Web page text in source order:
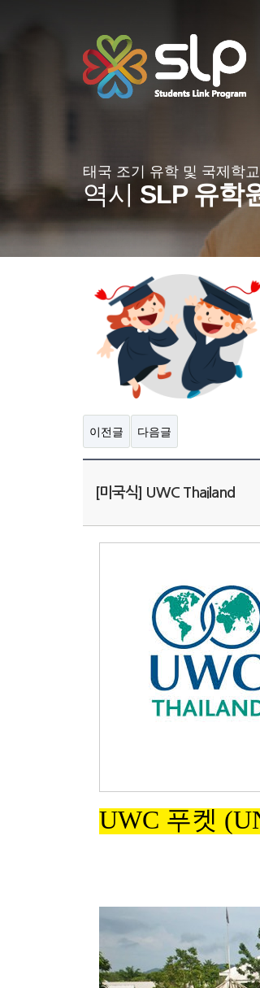
태국 조기 유학 및 국제학
역시 SLP 유학
이전글 다음글
[미국식] UWC Thailand
UWC 푸켓